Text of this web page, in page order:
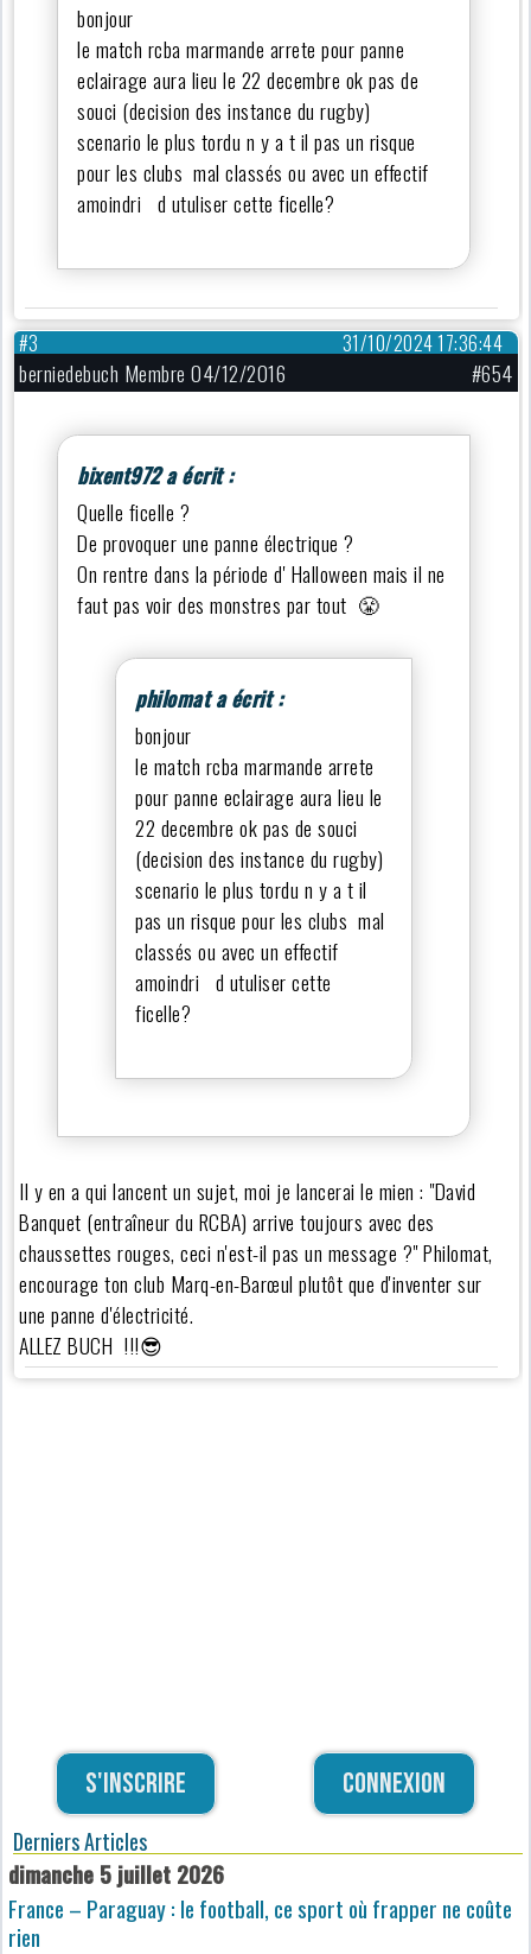
bonjour
le match rcba marmande arrete pour panne
eclairage aura lieu le 22 decembre ok pas de
souci (decision des instance du rugby)
scenario le plus tordu n y a t il pas un risque
pour les clubs mal classés ou avec un effectif
amoindri d utuliser cette ficelle?
31/10/2024 17:36:44
#3
berniedebuch Membre 04/12/2016 #654
bixent972 a écrit :
Quelle ficelle ?
De provoquer une panne électrique ?
On rentre dans la période d' Halloween mais il ne
faut pas voir des monstres par tout 😤
philomat a écrit :
bonjour
le match rcba marmande arrete
pour panne eclairage aura lieu le
22 decembre ok pas de souci
(decision des instance du rugby)
scenario le plus tordu n y a t il
pas un risque pour les clubs mal
classés ou avec un effectif
amoindri d utuliser cette
ficelle?
Il y en a qui lancent un sujet, moi je lancerai le mien : "David
Banquet (entraîneur du RCBA) arrive toujours avec des
chaussettes rouges, ceci n'est-il pas un message ?" Philomat,
encourage ton club Marq-en-Barœul plutôt que d'inventer sur
une panne d'électricité.
ALLEZ BUCH !!!😎
S'inscrire Connexion
Derniers Articles
dimanche 5 juillet 2026
France – Paraguay : le football, ce sport où frapper ne coûte
rien